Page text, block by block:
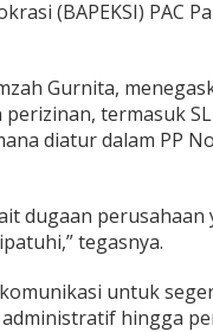
(BAPEKSI) PAC
Gurnita,
termasuk
diatur dalam PP
dugaan perusahaan
tegasnya.
untuk
hingga
Belum Pakai CVT,
Ditakuti Daihatsu
Di JAWA BARAT,
POLITIK
| 20 Februari